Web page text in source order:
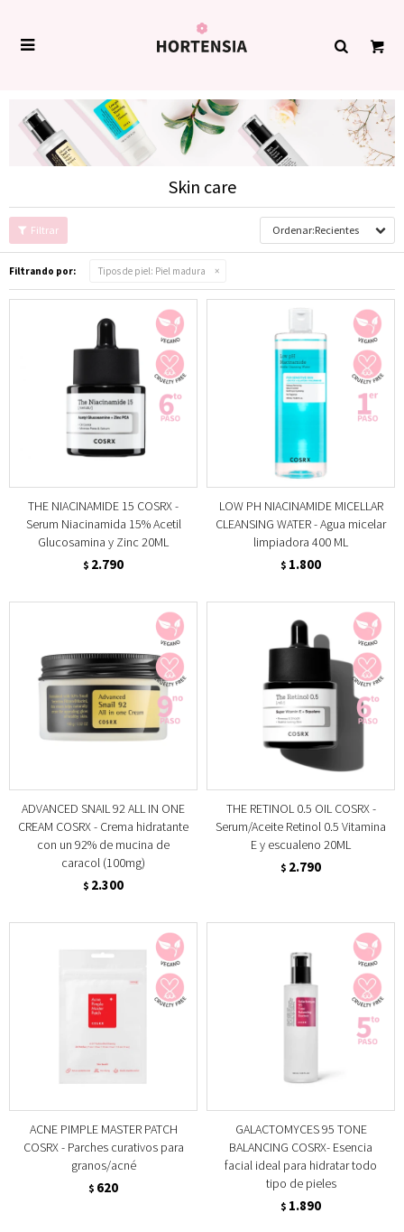

Skin care
Recientes
Filtrando por: Tipos de piel: Piel madura
THE NIACINAMIDE 15 COSRX -
Serum Niacinamida 15% Acetil
Glucosamina y Zinc 20ML
$ 2.790
LOW PH NIACINAMIDE MICELLAR
CLEANSING WATER - Agua micelar
limpiadora 400 ML
$ 1.800
ADVANCED SNAIL 92 ALL IN ONE
CREAM COSRX - Crema hidratante
con un 92% de mucina de
caracol (100mg)
$ 2.300
THE RETINOL 0.5 OIL COSRX -
Serum/Aceite Retinol 0.5 Vitamina
E y escualeno 20ML
$ 2.790
ACNE PIMPLE MASTER PATCH
COSRX - Parches curativos para
granos/acné
$ 620
GALACTOMYCES 95 TONE
BALANCING COSRX- Esencia
facial ideal para hidratar todo
tipo de pieles
$ 1.890